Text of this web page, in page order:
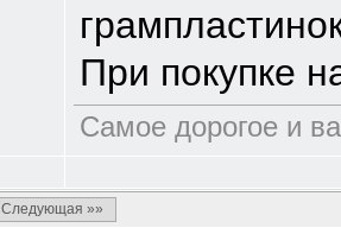
При покупке
Самое дорогое и
Следующая »»